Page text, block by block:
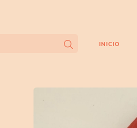
INICIO